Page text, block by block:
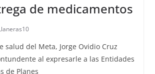
de medicamentos
salud del Meta, Jorge Ovidio Cruz
al expresarle a las Entidades
de Planes